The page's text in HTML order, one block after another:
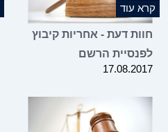
קרא עוד
חוות דעת - אחריות קיבוץ
לפנסיית הרשם
17.08.2017